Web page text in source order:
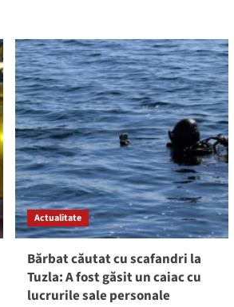
Actualitate
Bărbat căutat cu scafandri la
Tuzla: A fost găsit un caiac cu
lucrurile sale personale